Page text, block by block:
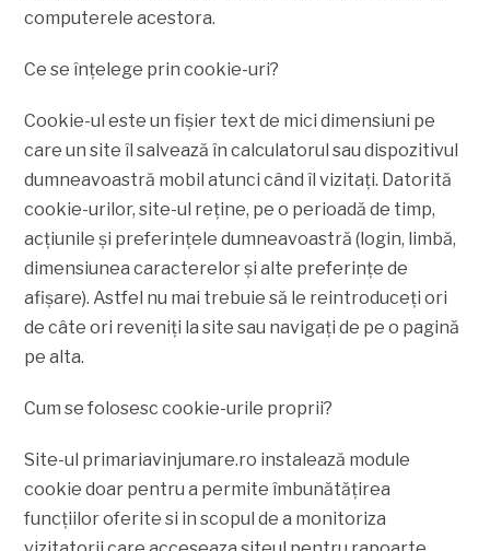
computerele acestora.
Ce se înțelege prin cookie-uri?
Cookie-ul este un fişier text de mici dimensiuni pe
care un site îl salvează în calculatorul sau dispozitivul
dumneavoastră mobil atunci când îl vizitaţi. Datorită
cookie-urilor, site-ul reţine, pe o perioadă de timp,
acţiunile şi preferinţele dumneavoastră (login, limbă,
dimensiunea caracterelor şi alte preferinţe de
afişare). Astfel nu mai trebuie să le reintroduceţi ori
de câte ori reveniţi la site sau navigaţi de pe o pagină
pe alta.
Cum se folosesc cookie-urile proprii?
Site-ul primariavinjumare.ro instalează module
cookie doar pentru a permite îmbunătățirea
funcțiilor oferite si in scopul de a monitoriza